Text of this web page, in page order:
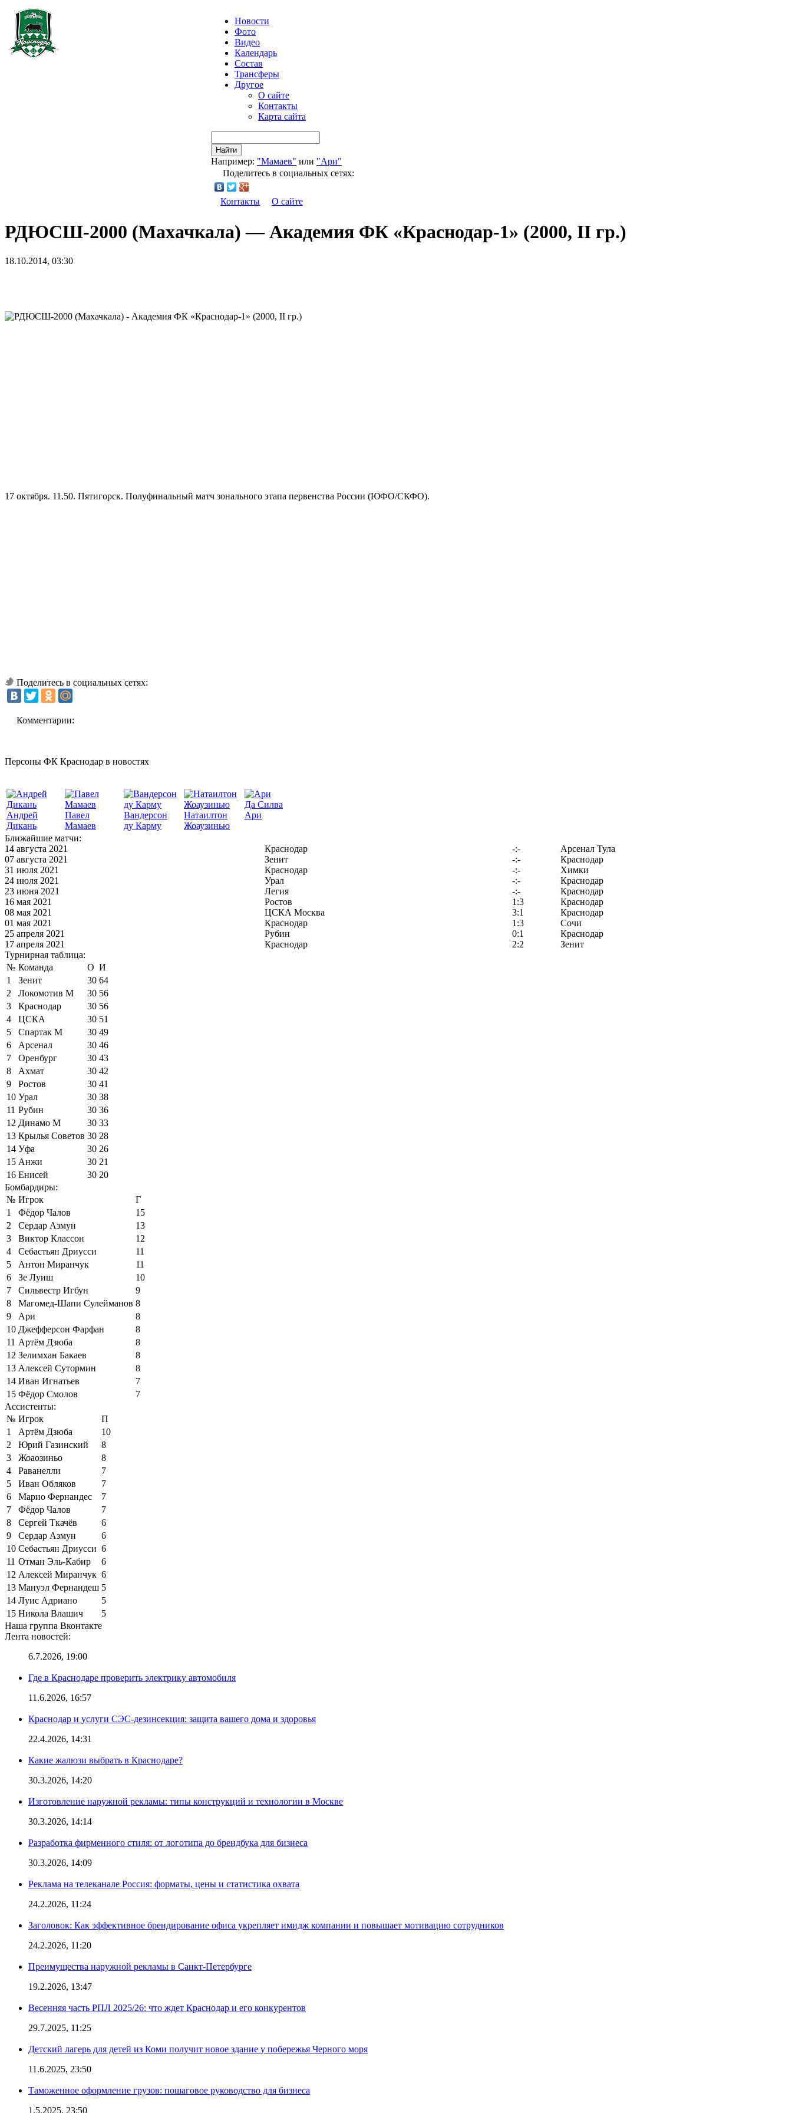
Новости
Фото
Видео
Календарь
Состав
Трансферы
Другое
О сайте
Контакты
Карта сайта
Найти
Например: "Мамаев" или "Ари"
Поделитесь в социальных сетях:
Контакты О сайте
РДЮСШ-2000 (Махачкала) — Академия ФК «Краснодар-1» (2000, II гр.)
18.10.2014, 03:30
17 октября. 11.50. Пятигорск. Полуфинальный матч зонального этапа первенства России (ЮФО/СКФО).
Поделитесь в социальных сетях:
Комментарии:
Персоны ФК Краснодар в новостях
Андрей
Дикань
Павел
Мамаев
Вандерсон
ду Карму
Натаилтон
Жоаузинью
Да Силва
Ари
Ближайшие матчи:
14 августа 2021
Краснодар -:-
Арсенал Тула
07 августа 2021
Зенит -:-
Краснодар
31 июля 2021
Краснодар -:-
Химки
24 июля 2021
Урал -:-
Краснодар
23 июня 2021
Легия -:-
Краснодар
16 мая 2021
Ростов 1:3
Краснодар
08 мая 2021
ЦСКА Москва 3:1
Краснодар
01 мая 2021
Краснодар 1:3
Сочи
25 апреля 2021
Рубин 0:1
Краснодар
17 апреля 2021
Краснодар 2:2
Зенит
Турнирная таблица:
№ Команда О И
1
Зенит 30 64
2
Локомотив М 30 56
3
Краснодар 30 56
4
ЦСКА 30 51
5
Спартак М 30 49
6
Арсенал 30 46
7
Оренбург 30 43
8
Ахмат 30 42
9
Ростов 30 41
10 Урал 30 38
11 Рубин 30 36
12 Динамо М 30 33
13 Крылья Советов 30 28
14 Уфа 30 26
15 Анжи 30 21
16 Енисей 30 20
Бомбардиры:
№ Игрок
Г
1
Фёдор Чалов
15
2
Сердар Азмун
13
3
Виктор Классон
12
4
Себастьян Дриусси
11
5
Антон Миранчук
11
6
Зе Луиш
10
7
Сильвестр Игбун
9
8
Магомед-Шапи Сулейманов 8
9
Ари
8
10 Джефферсон Фарфан
8
11 Артём Дзюба
8
12 Зелимхан Бакаев
8
13 Алексей Сутормин
8
14 Иван Игнатьев
7
15 Фёдор Смолов
7
Ассистенты:
№ Игрок
П
1
Артём Дзюба
10
2
Юрий Газинский
8
3
Жоаозиньо
8
4
Раванелли
7
5
Иван Обляков
7
6
Марио Фернандес
7
7
Фёдор Чалов
7
8
Сергей Ткачёв
6
9
Сердар Азмун
6
10 Себастьян Дриусси 6
11 Отман Эль-Кабир
6
12 Алексей Миранчук 6
13 Мануэл Фернандеш 5
14 Луис Адриано
5
15 Никола Влашич
5
Наша группа Вконтакте
Лента новостей:
6.7.2026, 19:00
Где в Краснодаре проверить электрику автомобиля
11.6.2026, 16:57
Краснодар и услуги СЭС-дезинсекция: защита вашего дома и здоровья
22.4.2026, 14:31
Какие жалюзи выбрать в Краснодаре?
30.3.2026, 14:20
Изготовление наружной рекламы: типы конструкций и технологии в Москве
30.3.2026, 14:14
Разработка фирменного стиля: от логотипа до брендбука для бизнеса
30.3.2026, 14:09
Реклама на телеканале Россия: форматы, цены и статистика охвата
24.2.2026, 11:24
Заголовок: Как эффективное брендирование офиса укрепляет имидж компании и повышает мотивацию сотрудников
24.2.2026, 11:20
Преимущества наружной рекламы в Санкт-Петербурге
19.2.2026, 13:47
Весенняя часть РПЛ 2025/26: что ждет Краснодар и его конкурентов
29.7.2025, 11:25
Детский лагерь для детей из Коми получит новое здание у побережья Черного моря
11.6.2025, 23:50
Таможенное оформление грузов: пошаговое руководство для бизнеса
1.5.2025, 23:50